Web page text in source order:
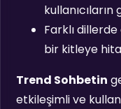
kullanıcıların
Farklı
bir kitleye
Trend Sohbetin
etkileşimli ve